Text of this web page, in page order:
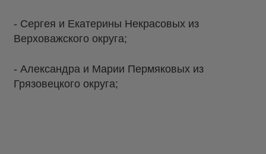
- Сергея и Екатерины Некрасовых из
Верховажского округа;
- Александра и Марии Пермяковых из
Грязовецкого округа;